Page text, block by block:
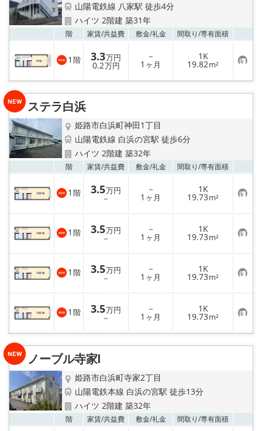
山陽電鉄線 八家駅 徒歩4分
ハイツ 2階建 築31年
階 家賃/共益費 敷金/礼金 間取り/専有面積
1 階 3.3万円
0.2万円
－
1 ヶ月
1K
19.82m² お
気
に
り
ステラ白浜
姫路市白浜町神田1丁目
山陽電鉄線 白浜の宮駅 徒歩6分
ハイツ 2階建 築32年
階 家賃/共益費 敷金/礼金 間取り/専有面積
1 階 3.5万円
－
－
1 ヶ月
1K
19.73m² お
気
に
入
り
登
録
1 階 3.5万円
－
－
1 ヶ月
1K
19.73m² お
気
に
入
り
登
録
1 階 3.5万円
－
－
1 ヶ月
1K
19.73m² お
気
に
入
り
登
録
1 階 3.5万円
－
－
1 ヶ月
1K
19.73m² お
気
に
り
ノーブル寺家Ⅰ
姫路市白浜町寺家2丁目
山陽電鉄本線 白浜の宮駅 徒歩13分
ハイツ 2階建 築32年
階 家賃/共益費 敷金/礼金 間取り/専有面積